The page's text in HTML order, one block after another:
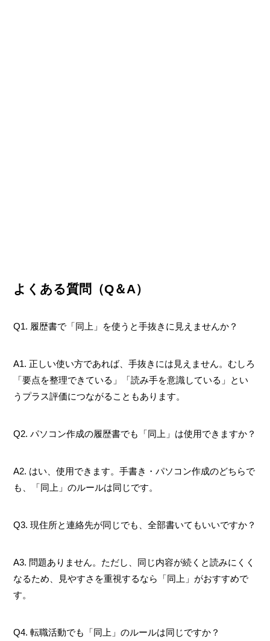
よくある質問（Q＆A）
Q1. 履歴書で「同上」を使うと手抜きに見えませんか？
A1. 正しい使い方であれば、手抜きには見えません。むしろ
「要点を整理できている」「読み手を意識している」とい
うプラス評価につながることもあります。
Q2. パソコン作成の履歴書でも「同上」は使用できますか？
A2. はい、使用できます。手書き・パソコン作成のどちらで
も、「同上」のルールは同じです。
Q3. 現住所と連絡先が同じでも、全部書いてもいいですか？
A3. 問題ありません。ただし、同じ内容が続くと読みにくく
なるため、見やすさを重視するなら「同上」がおすすめで
す。
Q4. 転職活動でも「同上」のルールは同じですか？